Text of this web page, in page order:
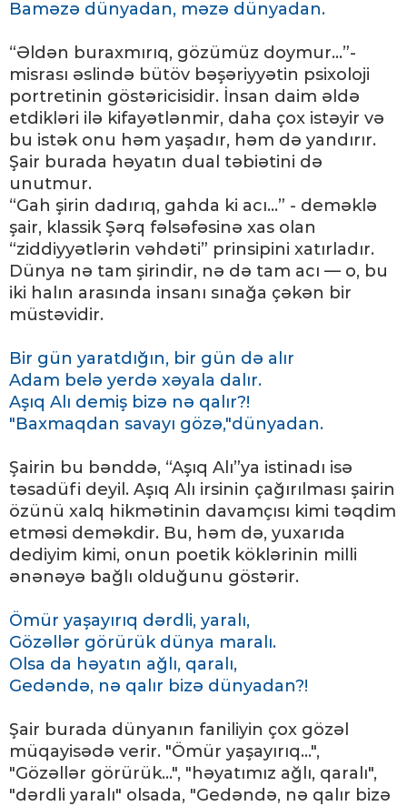
Baməzə dünyadan, məzə dünyadan.
“Əldən buraxmırıq, gözümüz doymur...”-
misrası əslində bütöv bəşəriyyətin psixoloji
portretinin göstəricisidir. İnsan daim əldə
etdikləri ilə kifayətlənmir, daha çox istəyir və
bu istək onu həm yaşadır, həm də yandırır.
Şair burada həyatın dual təbiətini də
unutmur.
“Gah şirin dadırıq, gahda ki acı...” - deməklə
şair, klassik Şərq fəlsəfəsinə xas olan
“ziddiyyətlərin vəhdəti” prinsipini xatırladır.
Dünya nə tam şirindir, nə də tam acı — o, bu
iki halın arasında insanı sınağa çəkən bir
müstəvidir.
Bir gün yaratdığın, bir gün də alır
Adam belə yerdə xəyala dalır.
Aşıq Alı demiş bizə nə qalır?!
"Baxmaqdan savayı gözə,"dünyadan.
Şairin bu bənddə, “Aşıq Alı”ya istinadı isə
təsadüfi deyil. Aşıq Alı irsinin çağırılması şairin
özünü xalq hikmətinin davamçısı kimi təqdim
etməsi deməkdir. Bu, həm də, yuxarıda
dediyim kimi, onun poetik köklərinin milli
ənənəyə bağlı olduğunu göstərir.
Ömür yaşayırıq dərdli, yaralı,
Gözəllər görürük dünya maralı.
Olsa da həyatın ağlı, qaralı,
Gedəndə, nə qalır bizə dünyadan?!
Şair burada dünyanın faniliyin çox gözəl
müqayisədə verir. "Ömür yaşayırıq...",
"Gözəllər görürük...", "həyatımız ağlı, qaralı",
"dərdli yaralı" olsada, "Gedəndə, nə qalır bizə